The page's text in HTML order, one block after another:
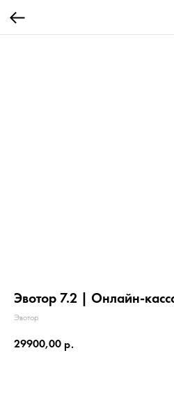
Эвотор 7.2 | Онлайн-
Эвотор
29900,00 р.